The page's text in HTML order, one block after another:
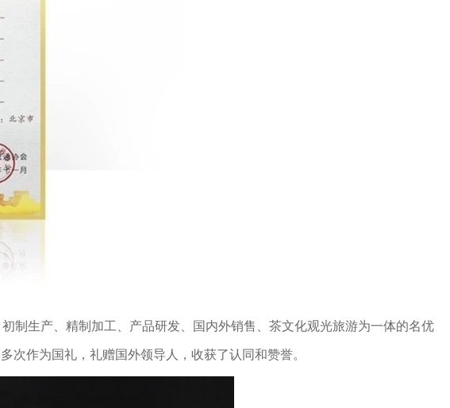
制生产、精制加工、产品研发、国内外销售、茶文化观光旅游为一体的名优
作为国礼，礼赠国外领导人，收获了认同和赞誉。